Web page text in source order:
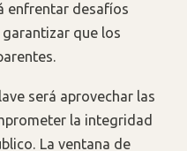
enfrentar desafíos
que los
será aprovechar las
la integridad
La ventana de